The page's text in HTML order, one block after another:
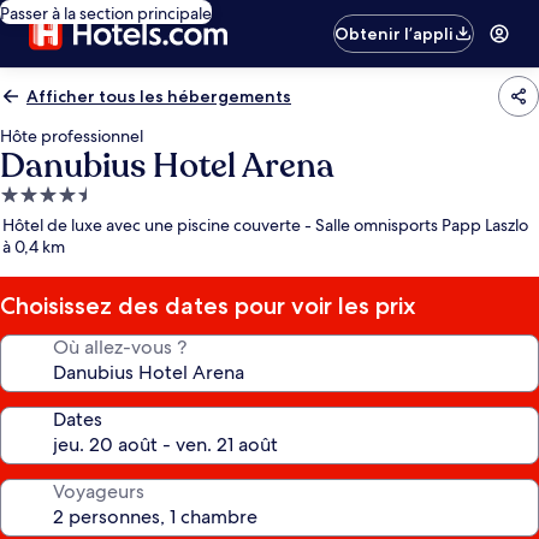
Passer à la section principale
Obtenir l’appli
Afficher tous les hébergements
Hôte professionnel
Danubius Hotel Arena
Hébergement
4.5 étoiles
Hôtel de luxe avec une piscine couverte - Salle omnisports Papp Laszlo
à 0,4 km
Choisissez des dates pour voir les prix
Où allez-vous ?
Dates
Voyageurs